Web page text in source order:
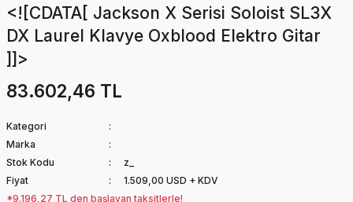
<![CDATA[ Jackson X Serisi Soloist SL3X
DX Laurel Klavye Oxblood Elektro Gitar
]]>
83.602,46 TL
Kategori
Marka
Stok Kodu
z_
Fiyat
1.509,00 USD + KDV
*9.196,27 TL den başlayan taksitlerle!